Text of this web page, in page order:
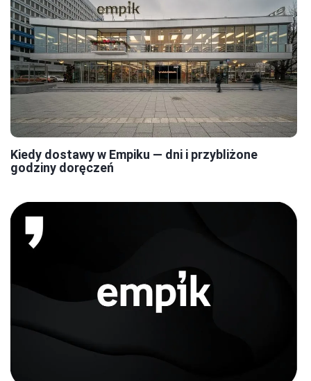
Kiedy dostawy w Empiku — dni i przybliżone
godziny doręczeń